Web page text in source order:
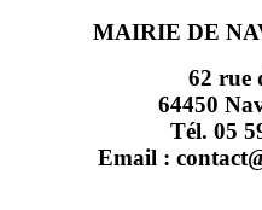
MAIRIE DE
62 rue
64450
Tél. 05
Email :